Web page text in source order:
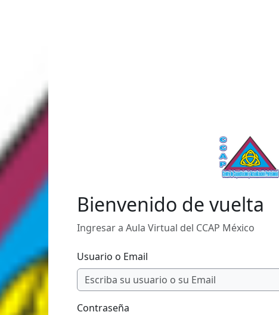
Bienvenido de vuelta
Ingresar a Aula Virtual del CCAP México
Usuario o Email
Contraseña